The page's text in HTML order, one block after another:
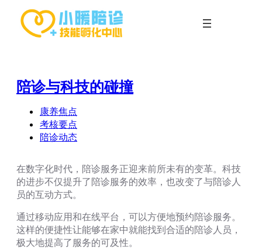
陪诊与科技的碰撞
康养焦点
考核要点
陪诊动态
在数字化时代，陪诊服务正迎来前所未有的变革。科技
的进步不仅提升了陪诊服务的效率，也改变了与陪诊人
员的互动方式。
通过移动应用和在线平台，可以方便地预约陪诊服务。
这样的便捷性让能够在家中就能找到合适的陪诊人员，
极大地提高了服务的可及性。